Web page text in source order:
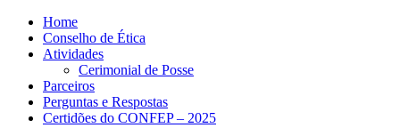
Home
Conselho de Ética
Atividades
Cerimonial de Posse
Parceiros
Perguntas e Respostas
Certidões do CONFEP – 2025